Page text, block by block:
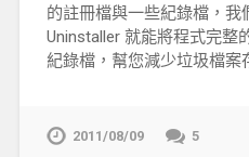
的註冊檔與一些紀錄檔，我
Uninstaller 就能將程式完整
紀錄檔，幫您減少垃圾檔案
2011/08/09 5